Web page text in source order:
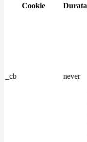
Cookie Durata
_cb never